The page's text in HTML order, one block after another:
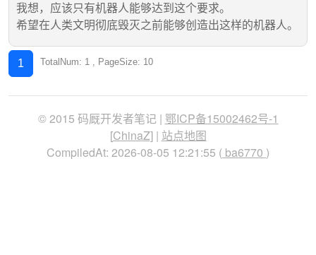
我想，应该只有机器人能够达到这个要求。
希望在人类文明彻底毁灭之前能够创造出这样的机器人。
1 TotalNum: 1 , PageSize: 10
© 2015 码厩开发者笔记 | 鄂ICP备15002462号-1
[ChinaZ] | 站点地图
CompiledAt: 2026-08-05 12:21:55 ( ba6770 )